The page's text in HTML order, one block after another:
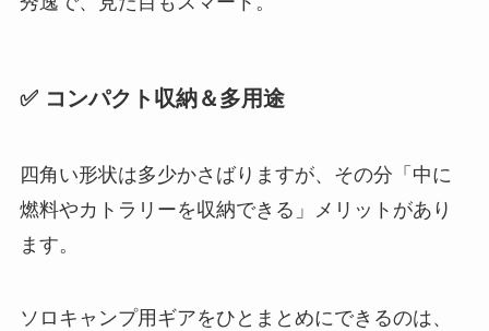
✅ コンパクト収納＆多用途
四角い形状は多少かさばりますが、その分「中に
燃料やカトラリーを収納できる」メリットがあり
ます。
ソロキャンプ用ギアをひとまとめにできるのは、